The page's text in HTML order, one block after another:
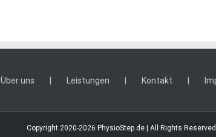
Über uns Leistungen Kontakt
Copyright 2020-2026 PhysioStep.de | All Rights